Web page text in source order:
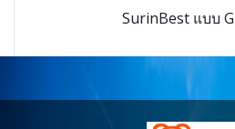
SurinBest แบบ